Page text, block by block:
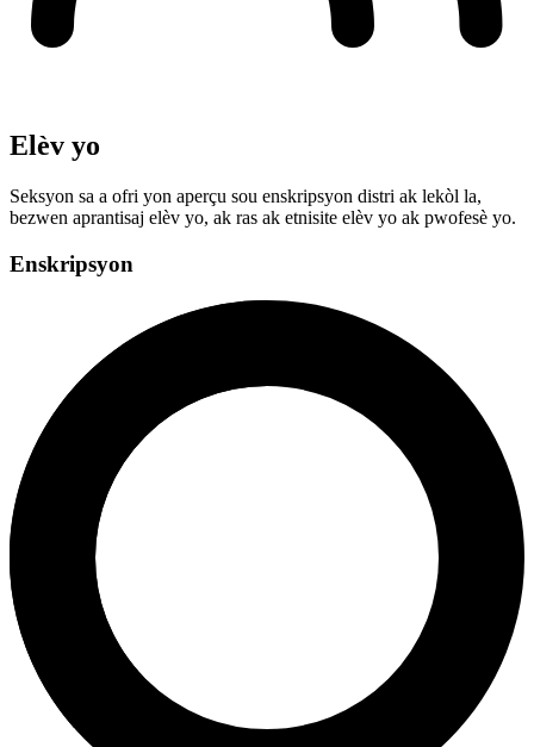
Elèv yo
Seksyon sa a ofri yon aperçu sou enskripsyon distri ak lekòl la,
bezwen aprantisaj elèv yo, ak ras ak etnisite elèv yo ak pwofesè yo.
Enskripsyon